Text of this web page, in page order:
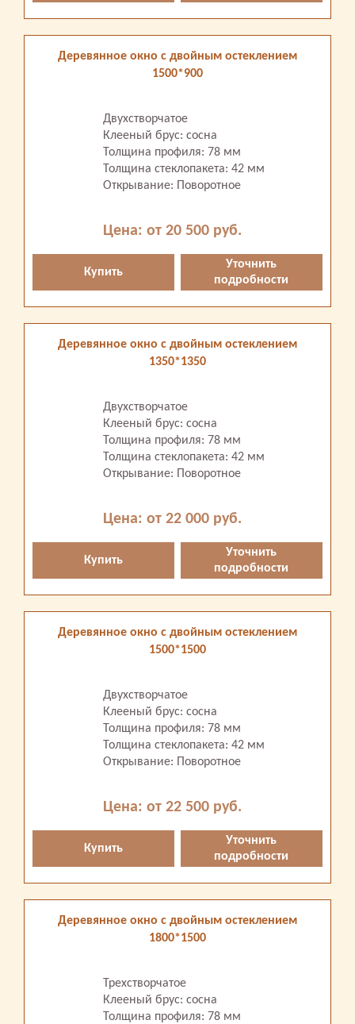
Деревянное окно с двойным остеклением
1500*900
Двухстворчатое
Клееный брус: сосна
Толщина профиля: 78 мм
Толщина стеклопакета: 42 мм
Открывание: Поворотное
Цена: от 20 500 руб.
Купить
Уточнить
подробности
Деревянное окно с двойным остеклением
1350*1350
Двухстворчатое
Клееный брус: сосна
Толщина профиля: 78 мм
Толщина стеклопакета: 42 мм
Открывание: Поворотное
Цена: от 22 000 руб.
Купить
Уточнить
подробности
Деревянное окно с двойным остеклением
1500*1500
Двухстворчатое
Клееный брус: сосна
Толщина профиля: 78 мм
Толщина стеклопакета: 42 мм
Открывание: Поворотное
Цена: от 22 500 руб.
Купить
Уточнить
подробности
Деревянное окно с двойным остеклением
1800*1500
Трехстворчатое
Клееный брус: сосна
Толщина профиля: 78 мм